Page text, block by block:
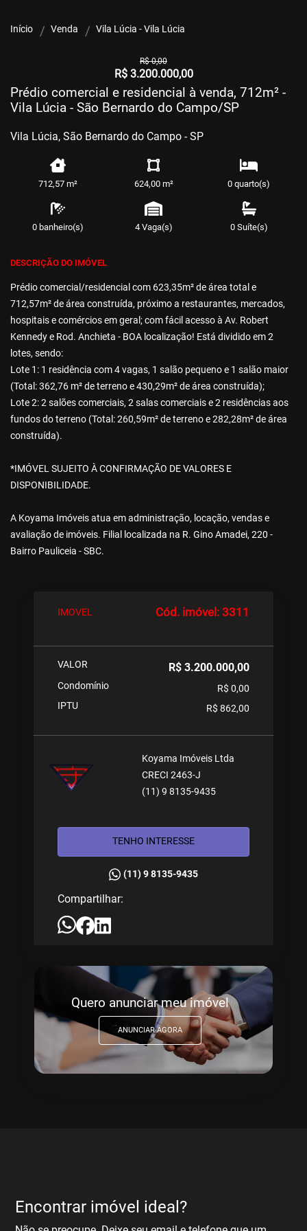
Início Venda Vila Lúcia - Vila Lúcia
R$ 0,00
R$ 3.200.000,00
Prédio comercial e residencial à venda, 712m² -
Vila Lúcia - São Bernardo do Campo/SP
Vila Lúcia, São Bernardo do Campo - SP
712,57 m² 624,00 m² 0 quarto(s)
0 banheiro(s) 4 Vaga(s) 0 Suíte(s)
DESCRIÇÃO DO IMÓVEL
Prédio comercial/residencial com 623,35m² de área total e
712,57m² de área construída, próximo a restaurantes, mercados,
hospitais e comércios em geral; com fácil acesso à Av. Robert
Kennedy e Rod. Anchieta - BOA localização! Está dividido em 2
lotes, sendo:
Lote 1: 1 residência com 4 vagas, 1 salão pequeno e 1 salão maior
(Total: 362,76 m² de terreno e 430,29m² de área construída);
Lote 2: 2 salões comerciais, 2 salas comerciais e 2 residências aos
fundos do terreno (Total: 260,59m² de terreno e 282,28m² de área
construída).
*IMÓVEL SUJEITO À CONFIRMAÇÃO DE VALORES E
DISPONIBILIDADE.
A Koyama Imóveis atua em administração, locação, vendas e
avaliação de imóveis. Filial localizada na R. Gino Amadei, 220 -
Bairro Pauliceia - SBC.
IMOVEL Cód. imóvel: 3311
VALOR R$ 3.200.000,00
Condomínio
R$ 0,00
IPTU
R$ 862,00
Koyama Imóveis Ltda
CRECI 2463-J
(11) 9 8135-9435
TENHO INTERESSE
(11) 9 8135-9435
Compartilhar:
Quero anunciar meu imóvel
ANUNCIAR AGORA
Encontrar imóvel ideal?